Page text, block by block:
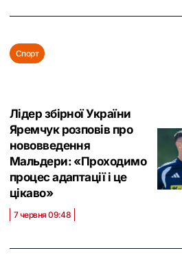
Спорт
Лідер збірної України
Яремчук розповів про
нововведення
Мальдери: «Проходимо
процес адаптації і це
цікаво»
7 червня 09:48